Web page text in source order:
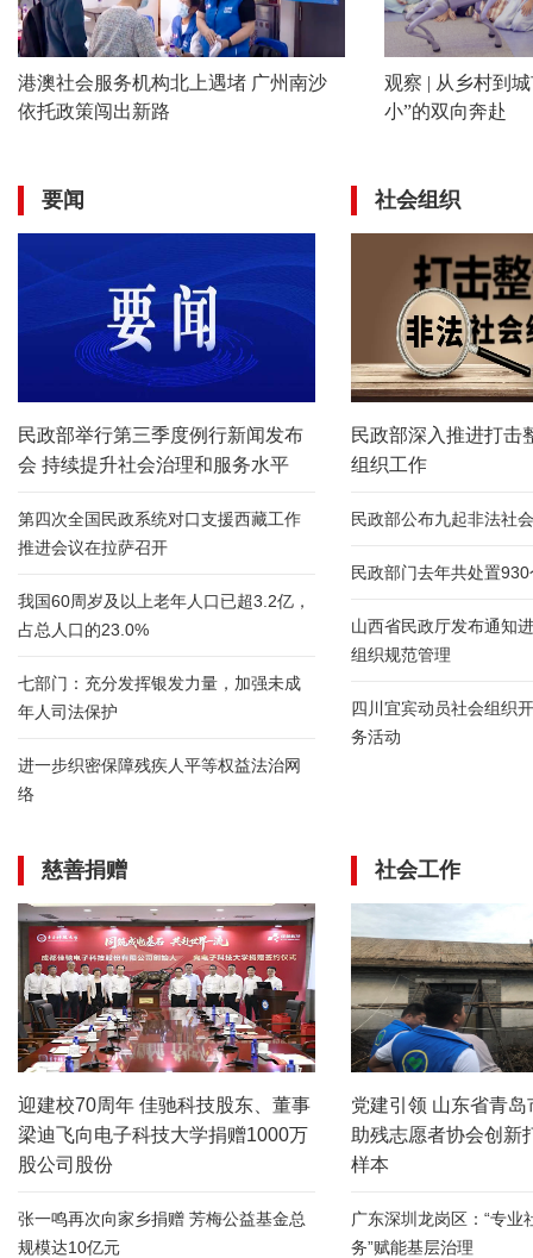
港澳社会服务机构北上遇堵 广州南沙
依托政策闯出新路
观察 | 从乡村到
小”的双向奔赴
要闻
民政部举行第三季度例行新闻发布
会 持续提升社会治理和服务水平
第四次全国民政系统对口支援西藏工作
推进会议在拉萨召开
我国60周岁及以上老年人口已超3.2亿，
占总人口的23.0%
七部门：充分发挥银发力量，加强未成
年人司法保护
进一步织密保障残疾人平等权益法治网
络
社会组织
民政部深入推进打击
组织工作
民政部公布九起非法社
民政部门去年共处置
山西省民政厅发布通知
组织规范管理
四川宜宾动员社会组织
务活动
慈善捐赠
迎建校70周年 佳驰科技股东、董事
梁迪飞向电子科技大学捐赠1000万
股公司股份
张一鸣再次向家乡捐赠 芳梅公益基金总
规模达10亿元
社会工作
党建引领 山东省青
助残志愿者协会创新
样本
广东深圳龙岗区：“专业
务”赋能基层治理